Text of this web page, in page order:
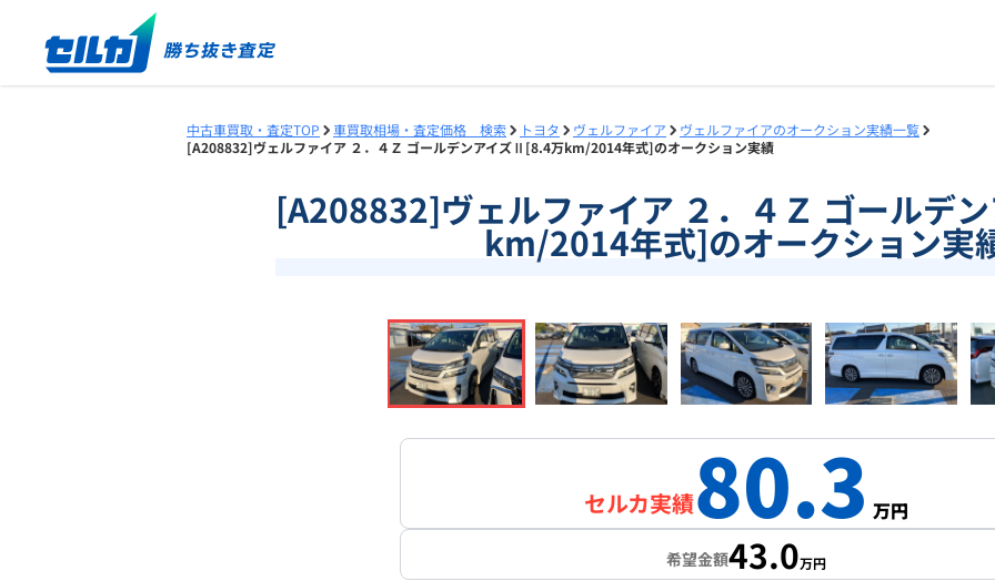
中古車買取・査定TOP 車買取相場・査定価格 検索 トヨタ ヴェルファイア
ヴェルファイアのオークション実績一覧
[A208832]ヴェルファイア ２．４Ｚ ゴールデンアイズⅡ[8.4万km/2014年式]のオークション実績
[A208832]ヴェルファイア ２．４Ｚ ゴールデ
km/2014年式]のオークション実
セルカ実績80.3 万円
希望金額43.0万円